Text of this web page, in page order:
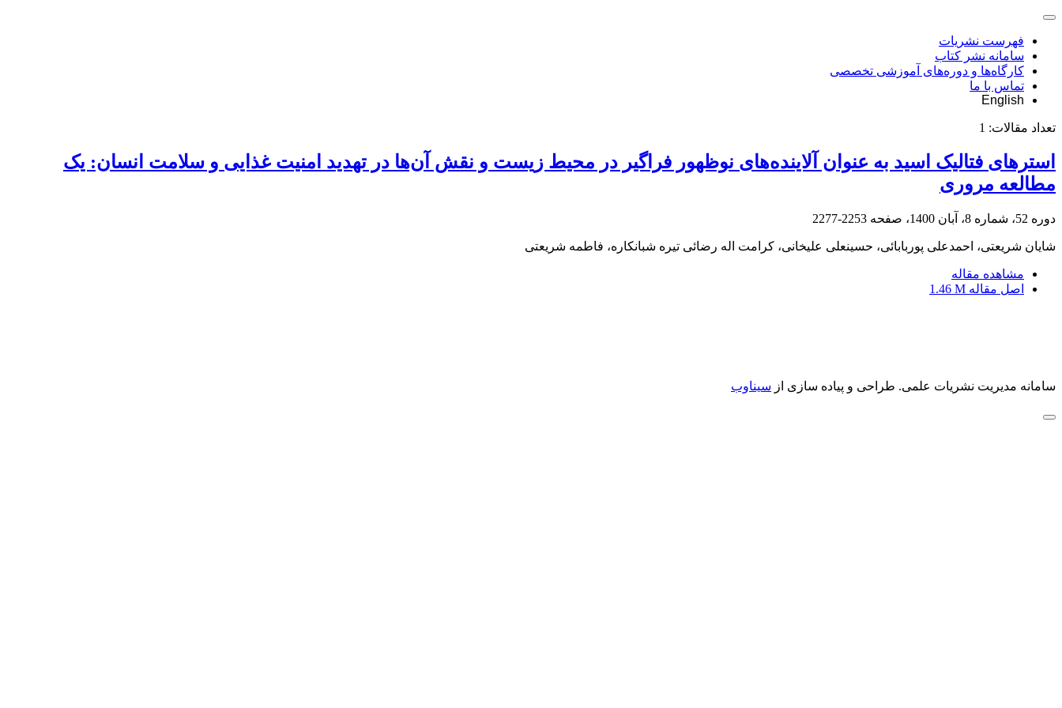
فهرست نشریات
سامانه نشر کتاب
کارگاه‌ها و دوره‌های آموزشی تخصصی
تماس با ما
English
تعداد مقالات: 1
استرهای فتالیک اسید به عنوان آلاینده‌های نوظهور فراگیر در محیط زیست و نقش آن‌ها در تهدید امنیت غذایی و سلامت انسان: یک
مطالعه مروری
دوره 52، شماره 8، آبان 1400، صفحه 2253-2277
شایان شریعتی، احمدعلی پوربابائی، حسینعلی علیخانی، کرامت اله رضائی تیره شبانکاره، فاطمه شریعتی
مشاهده مقاله
اصل مقاله 1.46 M
سامانه مدیریت نشریات علمی. طراحی و پیاده سازی از سیناوب